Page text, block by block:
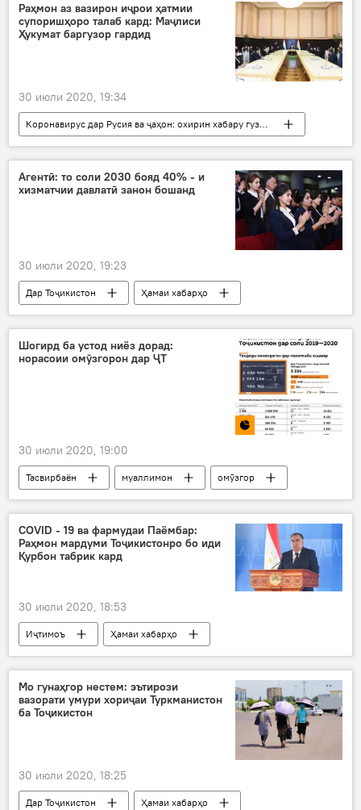
Раҳмон аз вазирон иҷрои ҳатмии
супоришҳоро талаб кард: Маҷлиси
Ҳукумат баргузор гардид
30 июли 2020, 19:34
Коронавирус дар Русия ва ҷаҳон: охирин хабару гузоришҳо
Дар Тоҷикистон
Сиёсат
Ҳамаи хабарҳо
Ҳукумат
дастуру супоришҳо
талабот
Агентӣ: то соли 2030 бояд 40% - и
хизматчии давлатӣ занон бошанд
30 июли 2020, 19:23
Дар Тоҷикистон
Ҳамаи хабарҳо
Сиёсат
занон
мақом
хизматчиёни давлатӣ
Шогирд ба устод ниёз дорад:
норасоии омӯзгорон дар ҶТ
30 июли 2020, 19:00
Тасвирбаён муаллимон
омӯзгор
Маориф
Дар Тоҷикистон
COVID - 19 ва фармудаи Паёмбар:
Раҳмон мардуми Тоҷикистонро бо иди
Қурбон табрик кард
30 июли 2020, 18:53
Иҷтимоъ
Ҳамаи хабарҳо
Дар Тоҷикистон
Эмомалӣ Раҳмон
президент
мард
Мо гунаҳгор нестем: эътирози
вазорати умури хориҷаи Туркманистон
ба Тоҷикистон
30 июли 2020, 18:25
Дар Тоҷикистон
Ҳамаи хабарҳо